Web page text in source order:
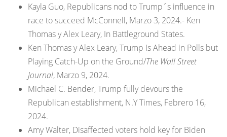
Kayla Guo, Republicans nod to Trump´s influence in
race to succeed McConnell, Marzo 3, 2024.- Ken
Thomas y Alex Leary, In Battleground States.
Ken Thomas y Alex Leary, Trump Is Ahead in Polls but
Playing Catch-Up on the Ground/The Wall Street
Journal, Marzo 9, 2024.
Michael C. Bender, Trump fully devours the
Republican establishment, N.Y Times, Febrero 16,
2024.
Amy Walter, Disaffected voters hold key for Biden